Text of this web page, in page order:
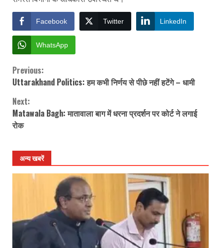
Facebook Twitter LinkedIn
WhatsApp
Continue
Previous:
Uttarakhand Politics: हम कभी निर्णय से पीछे नहीं हटेंगे – धामी
Next:
Matawala Bagh: मातावाला बाग में धरना प्रदर्शन पर कोर्ट ने लगाई
रोक
अन्य खबरें